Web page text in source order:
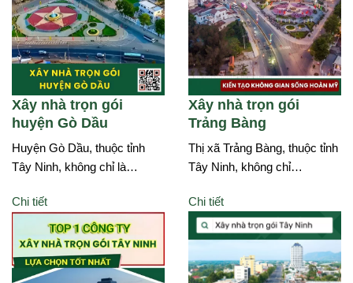
Xây nhà trọn gói
huyện Gò Dầu
Huyện Gò Dầu, thuộc tỉnh
Tây Ninh, không chỉ là…
Chi tiết
Xây nhà trọn gói
Trảng Bàng
Thị xã Trảng Bàng, thuộc tỉnh
Tây Ninh, không chỉ…
Chi tiết